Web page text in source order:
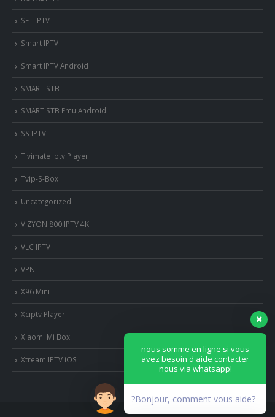
SET IPTV
Smart IPTV
Smart IPTV Android
SMART STB
SMART STB Emu Android
SS IPTV
Tivimate iptv Player
Tvip-S-Box
Uncategorized
VIZYON 800 IPTV 4K
VLC IPTV
VPN
X96 Mini
Xciptv Player
Xiaomi Mi Box
Xtream IPTV iOS
nous somme en ligne si vous
avez besoin d'aide contacter
nous via whatsapp!
?Bonjour, comment vous aide?